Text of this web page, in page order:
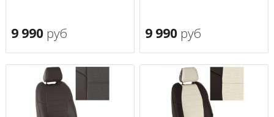
9 990 руб 9 990 руб